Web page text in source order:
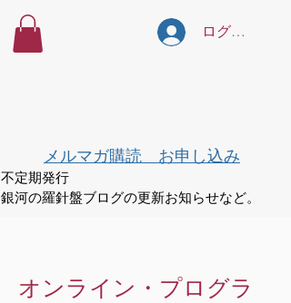
ログイン
メルマガ購読 お申し込み
不定期発行
銀河の羅針盤ブログの更新お知らせなど。
オンライン・プログラ